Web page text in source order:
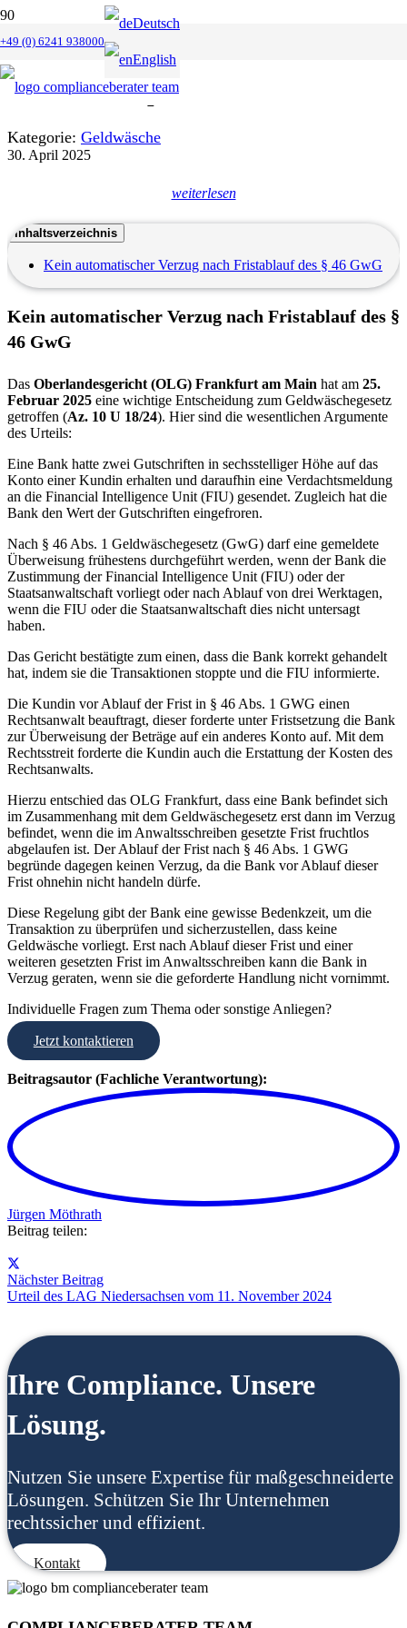
+49 (0) 6241 938000
Deutsch
English
Der Fristablauf nach § 46 GWG
begründet nicht den Verzugseintritt
für einen Verpflichteten
Kategorie: Geldwäsche
30. April 2025
weiterlesen
Inhaltsverzeichnis
Kein automatischer Verzug nach Fristablauf des § 46 GwG
Kein automatischer Verzug nach Fristablauf des §
46 GwG
Das Oberlandesgericht (OLG) Frankfurt am Main hat am 25.
Februar 2025 eine wichtige Entscheidung zum Geldwäschegesetz
getroffen (Az. 10 U 18/24). Hier sind die wesentlichen Argumente
des Urteils:
Eine Bank hatte zwei Gutschriften in sechsstelliger Höhe auf das
Konto einer Kundin erhalten und daraufhin eine Verdachtsmeldung
an die Financial Intelligence Unit (FIU) gesendet. Zugleich hat die
Bank den Wert der Gutschriften eingefroren.
Nach § 46 Abs. 1 Geldwäschegesetz (GwG) darf eine gemeldete
Überweisung frühestens durchgeführt werden, wenn der Bank die
Zustimmung der Financial Intelligence Unit (FIU) oder der
Staatsanwaltschaft vorliegt oder nach Ablauf von drei Werktagen,
wenn die FIU oder die Staatsanwaltschaft dies nicht untersagt
haben.
Das Gericht bestätigte zum einen, dass die Bank korrekt gehandelt
hat, indem sie die Transaktionen stoppte und die FIU informierte.
Die Kundin vor Ablauf der Frist in § 46 Abs. 1 GWG einen
Rechtsanwalt beauftragt, dieser forderte unter Fristsetzung die Bank
zur Überweisung der Beträge auf ein anderes Konto auf. Mit dem
Rechtsstreit forderte die Kundin auch die Erstattung der Kosten des
Rechtsanwalts.
Hierzu entschied das OLG Frankfurt, dass eine Bank befindet sich
im Zusammenhang mit dem Geldwäschegesetz erst dann im Verzug
befindet, wenn die im Anwaltsschreiben gesetzte Frist fruchtlos
abgelaufen ist. Der Ablauf der Frist nach § 46 Abs. 1 GWG
begründe dagegen keinen Verzug, da die Bank vor Ablauf dieser
Frist ohnehin nicht handeln dürfe.
Diese Regelung gibt der Bank eine gewisse Bedenkzeit, um die
Transaktion zu überprüfen und sicherzustellen, dass keine
Geldwäsche vorliegt. Erst nach Ablauf dieser Frist und einer
weiteren gesetzten Frist im Anwaltsschreiben kann die Bank in
Verzug geraten, wenn sie die geforderte Handlung nicht vornimmt.
Individuelle Fragen zum Thema oder sonstige Anliegen?
Jetzt kontaktieren
Beitragsautor (Fachliche Verantwortung):
Jürgen Möthrath
Beitrag teilen:
Nächster Beitrag
Urteil des LAG Niedersachsen vom 11. November 2024
Ihre Compliance. Unsere
Lösung.
Nutzen Sie unsere Expertise für maßgeschneiderte
Lösungen. Schützen Sie Ihr Unternehmen
rechtssicher und effizient.
Kontakt